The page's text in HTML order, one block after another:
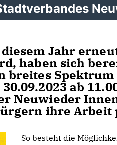
Jahr
haben sich
breites
ab
Neuwieder
ihre Arbeit
So besteht die